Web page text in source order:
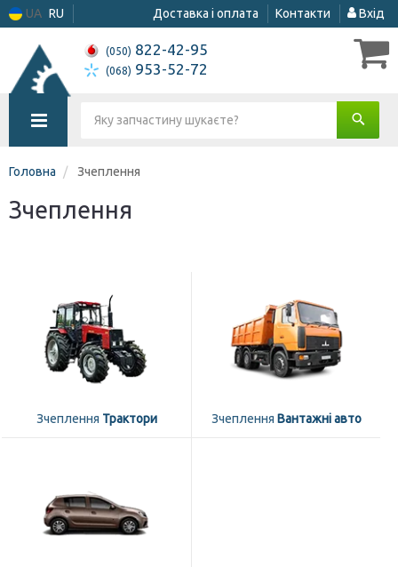
UA RU Доставка і оплата Контакти Вхід
(050) 822-42-95
(068) 953-52-72
Головна Зчеплення
Зчеплення
Зчеплення Трактори Зчеплення Вантажні авто